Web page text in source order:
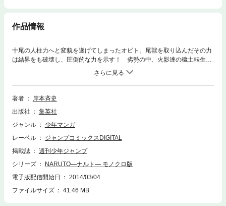
作品情報
十尾の人柱力へと変貌を遂げてしまったオビト。尾獣を取り込んだその力
は結界をも破壊し、圧倒的な力を示す！ 劣勢の中、火影達の穢土転生の
能力を活かし、反撃の糸口を掴もうとするナルトとサスケだが!?
著者
岸本斉史
出版社
集英社
ジャンル
少年マンガ
レーベル
ジャンプコミックスDIGITAL
掲載誌
週刊少年ジャンプ
シリーズ
NARUTO―ナルト― モノクロ版
電子版配信開始日
2014/03/04
ファイルサイズ
41.46 MB